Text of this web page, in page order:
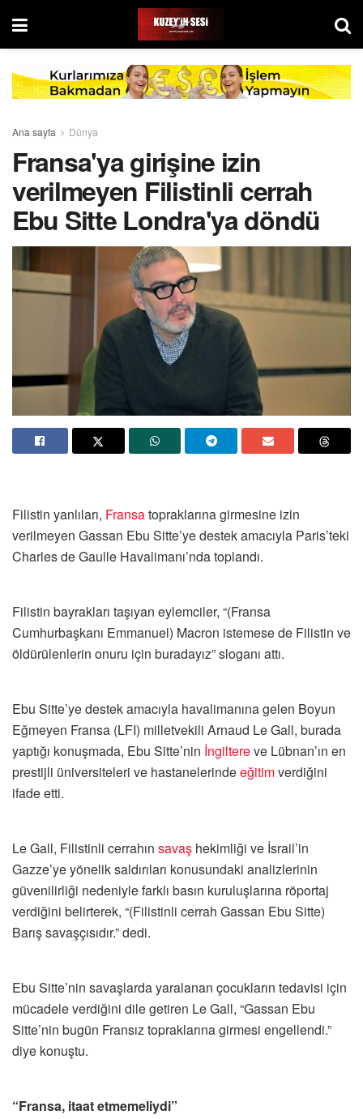
Ana sayfa Dünya
Fransa'ya girişine izin
verilmeyen Filistinli cerrah
Ebu Sitte Londra'ya döndü
Filistin yanlıları, Fransatopraklarına girmesine izin
verilmeyen Gassan Ebu Sitte’ye destek amacıyla Paris’teki
Charles de Gaulle Havalimanı’nda toplandı.
Filistin bayrakları taşıyan eylemciler, “(Fransa
Cumhurbaşkanı Emmanuel) Macron istemese de Filistin ve
öldürülenlerin onuru için buradayız” sloganı attı.
Ebu Sitte’ye destek amacıyla havalimanına gelen Boyun
Eğmeyen Fransa (LFI) milletvekili Arnaud Le Gall, burada
yaptığı konuşmada, Ebu Sitte’nin İngiltereve Lübnan’ın en
prestijli üniversiteleri ve hastanelerindeeğitimverdiğini
ifade etti.
Le Gall, Filistinli cerrahın savaş hekimliği ve İsrail’in
Gazze’ye yönelik saldırıları konusundaki analizlerinin
güvenilirliği nedeniyle farklı basın kuruluşlarına röportaj
verdiğini belirterek, “(Filistinli cerrah Gassan Ebu Sitte)
Barış savaşçısıdır.” dedi.
Ebu Sitte’nin savaşlarda yaralanan çocukların tedavisi için
mücadele verdiğini dile getiren Le Gall, “Gassan Ebu
Sitte’nin bugün Fransız topraklarına girmesi engellendi.”
diye konuştu.
“Fransa, itaat etmemeliydi”